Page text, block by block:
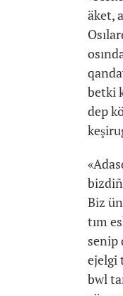
äket,
betki
dep
bizdiñ
Biz
tım
senip
ejelgi
bwl